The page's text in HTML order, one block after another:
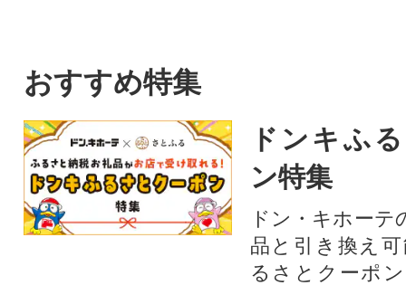
おすすめ特集
ドンキふ
ン特集
ドン・キホーテ
品と引き換え
るさとクーポ